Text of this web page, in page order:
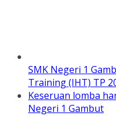
SMK Negeri 1
Training (IHT) TP
Keseruan lomba
Negeri 1 Gambut